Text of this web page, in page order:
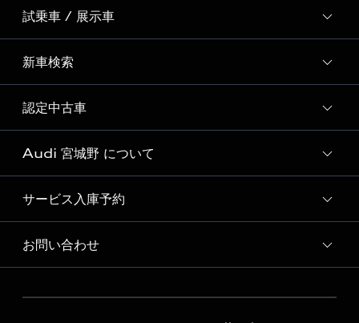
全国統一イベント
ディーラー独自イベント
試乗車 / 展示車
試乗予約
試乗車・展示車一覧
新車検索
新車検索
認定中古車
おすすめ認定中古車
Audi認定中古車検索
Audi 宮城野 について
Audi 宮城野 店舗情報
Audi 宮城野 認定中古車コーナー
Audi 宮城野 運営会社概要
Audi 宮城野 公式LINEアカウント
サービス入庫予約
Audi 宮城野 サービス入庫予約
お問い合わせ
各種お問い合わせ